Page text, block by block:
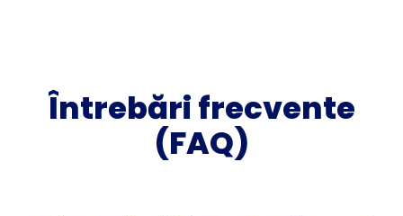
Întrebări frecvente
(FAQ)